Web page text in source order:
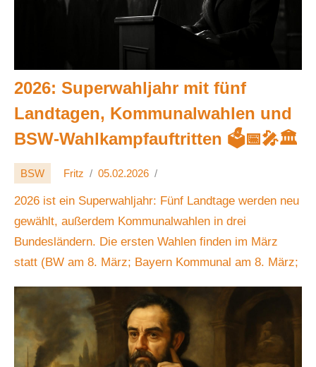
2026: Superwahljahr mit fünf
Landtagen, Kommunalwahlen und
BSW-Wahlkampfauftritten 🗳️📅🎤🏛️
BSW Fritz 05.02.2026
2026 ist ein Superwahljahr: Fünf Landtage werden neu
gewählt, außerdem Kommunalwahlen in drei
Bundesländern. Die ersten Wahlen finden im März
statt (BW am 8. März; Bayern Kommunal am 8. März;